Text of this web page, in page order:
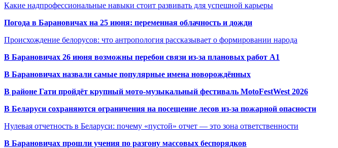
Какие надпрофессиональные навыки стоит развивать для успешной карьеры
Погода в Барановичах на 25 июня: переменная облачность и дожди
Происхождение белорусов: что антропология рассказывает о формировании народа
В Барановичах 26 июня возможны перебои связи из-за плановых работ A1
В Барановичах назвали самые популярные имена новорождённых
В районе Гати пройдёт крупный мото-музыкальный фестиваль MotoFestWest 2026
В Беларуси сохраняются ограничения на посещение лесов из-за пожарной опасности
Нулевая отчетность в Беларуси: почему «пустой» отчет — это зона ответственности
В Барановичах прошли учения по разгону массовых беспорядков